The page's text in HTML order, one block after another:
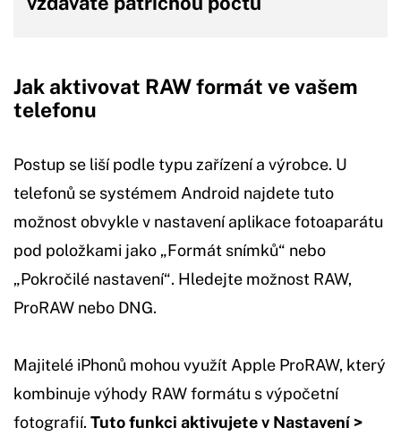
Jak aktivovat RAW formát ve vašem
telefonu
Postup se liší podle typu zařízení a výrobce. U
telefonů se systémem Android najdete tuto
možnost obvykle v nastavení aplikace fotoaparátu
pod položkami jako „Formát snímků“ nebo
„Pokročilé nastavení“. Hledejte možnost RAW,
ProRAW nebo DNG.
Majitelé iPhonů mohou využít Apple ProRAW, který
kombinuje výhody RAW formátu s výpočetní
fotografií. Tuto funkci aktivujete v Nastavení >